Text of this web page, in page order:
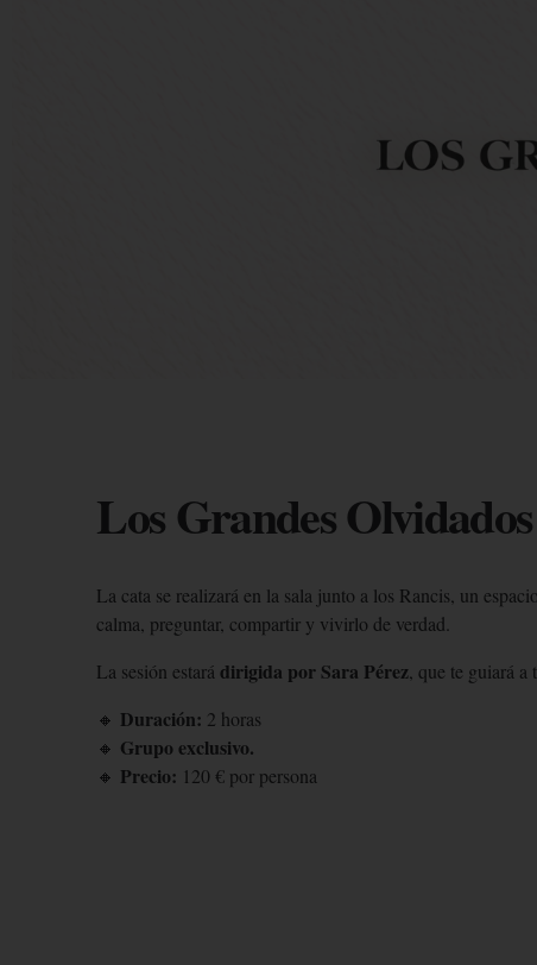
Los Grandes Olvidados
La cata se realizará en la sala junto a los Rancis, un
calma, preguntar, compartir y vivirlo de verdad.
La sesión estará dirigida por Sara Pérez , que te guiará
🔸 Duración: 2 horas
🔸 Grupo exclusivo.
🔸 Precio: 120 € por persona